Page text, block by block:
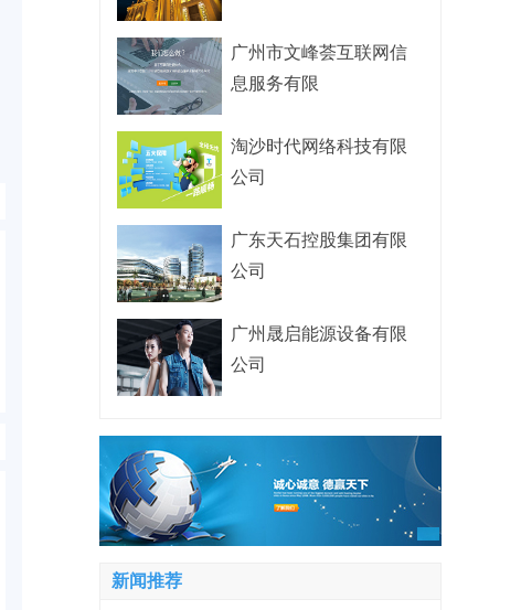
广州市文峰荟互联网信
息服务有限
淘沙时代网络科技有限
公司
广东天石控股集团有限
公司
广州晟启能源设备有限
公司
新闻推荐